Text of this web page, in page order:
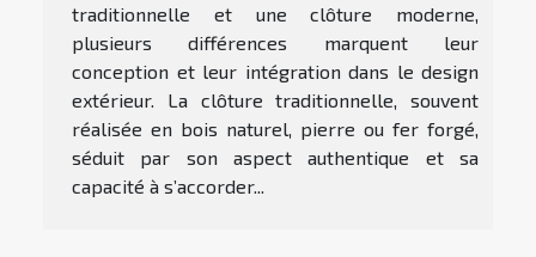
traditionnelle et une clôture moderne,
plusieurs différences marquent leur
conception et leur intégration dans le design
extérieur. La clôture traditionnelle, souvent
réalisée en bois naturel, pierre ou fer forgé,
séduit par son aspect authentique et sa
capacité à s’accorder...